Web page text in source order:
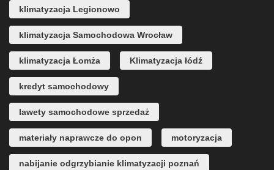
klimatyzacja Legionowo
klimatyzacja Samochodowa Wrocław
klimatyzacja Łomża Klimatyzacja łódź
kredyt samochodowy
lawety samochodowe sprzedaż
materiały naprawcze do opon motoryzacja
nabijanie odgrzybianie klimatyzacji poznań